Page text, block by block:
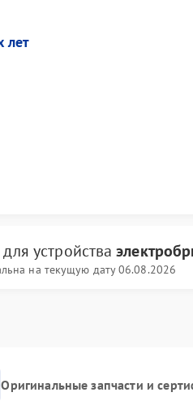
лет
для устройства
на текущую дату 06.08.2026
Оригинальные запчасти и